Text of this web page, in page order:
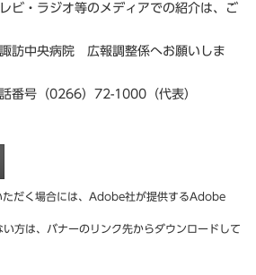
ビ・ラジオ等のメディアでの紹介は、ご
訪中央病院 広報調整係へお願いしま
番号（0266）72-1000（代表）
ただく場合には、Adobe社が提供するAdobe
方は、バナーのリンク先からダウンロードして